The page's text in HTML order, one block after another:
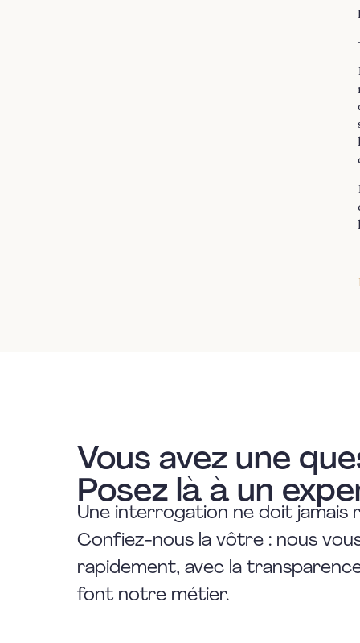
Vous avez une
Posez là à un
Une interrogation ne doit jamais
Confiez-nous la vôtre : nous
rapidement, avec la
font notre métier.